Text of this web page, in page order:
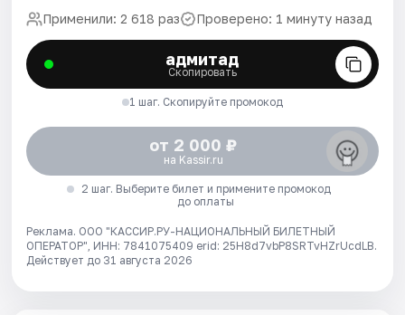
Применили: 2 618 раз Проверено: 1 минуту назад
адмитад
Скопировать
1 шаг. Скопируйте промокод
от 2 000 ₽
на Kassir.ru
2 шаг. Выберите билет и примените промокод
до оплаты
Реклама. ООО "КАССИР.РУ-НАЦИОНАЛЬНЫЙ БИЛЕТНЫЙ
ОПЕРАТОР", ИНН: 7841075409 erid: 25H8d7vbP8SRTvHZrUcdLB.
Действует до 31 августа 2026